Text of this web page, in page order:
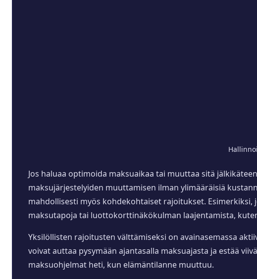
Jos haluaa optimoida maksuaikaa tai muuttaa sitä
maksujärjestelyiden muuttamisen ilman ylimääräisiä
mahdollisesti myös kohdekohtaiset rajoitukset.
maksutapoja tai luottokorttinäkökulman laajentamista,
Yksilöllisten rajoitusten välttämiseksi on avainasemassa
voivat auttaa pysymään ajantasalla maksuajasta ja estää
maksuohjelmat heti, kun elämäntilanne muuttuu.